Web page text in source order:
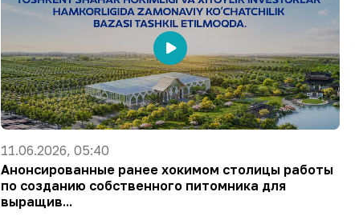
11.06.2026, 05:40
Анонсированные ранее хокимом столицы работы
по созданию собственного питомника для
выращив...